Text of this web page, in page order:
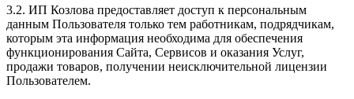
3.2. ИП Козлова предоставляет доступ к персональным
данным Пользователя только тем работникам, подрядчикам,
которым эта информация необходима для обеспечения
функционирования Сайта, Сервисов и оказания Услуг,
продажи товаров, получении неисключительной лицензии
Пользователем.